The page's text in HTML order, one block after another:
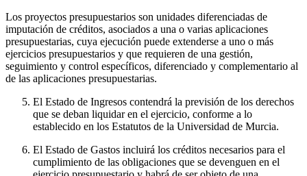
Los proyectos presupuestarios son unidades diferenciadas de
imputación de créditos, asociados a una o varias aplicaciones
presupuestarias, cuya ejecución puede extenderse a uno o más
ejercicios presupuestarios y que requieren de una gestión,
seguimiento y control específicos, diferenciado y complementario al
de las aplicaciones presupuestarias.
El Estado de Ingresos contendrá la previsión de los derechos
que se deban liquidar en el ejercicio, conforme a lo
establecido en los Estatutos de la Universidad de Murcia.
El Estado de Gastos incluirá los créditos necesarios para el
cumplimiento de las obligaciones que se devenguen en el